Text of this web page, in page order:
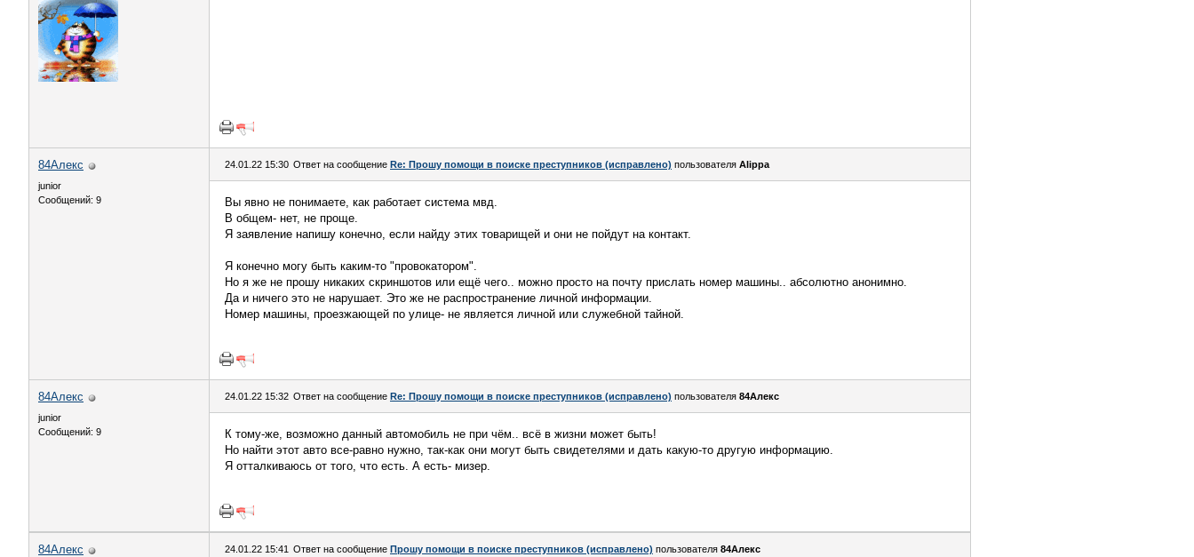
84Алекс
junior
Сообщений: 9
24.01.22 15:30 Ответ на сообщение Re: Прошу помощи в поиске преступников (исправлено) пользователя Alippa
Вы явно не понимаете, как работает система мвд.
В общем- нет, не проще.
Я заявление напишу конечно, если найду этих товарищей и они не пойдут на контакт.
Я конечно могу быть каким-то "провокатором".
Но я же не прошу никаких скриншотов или ещё чего.. можно просто на почту прислать номер машины.. абсолютно анонимно.
Да и ничего это не нарушает. Это же не распространение личной информации.
Номер машины, проезжающей по улице- не является личной или служебной тайной.
84Алекс
junior
Сообщений: 9
24.01.22 15:32 Ответ на сообщение Re: Прошу помощи в поиске преступников (исправлено) пользователя 84Алекс
К тому-же, возможно данный автомобиль не при чём.. всё в жизни может быть!
Но найти этот авто все-равно нужно, так-как они могут быть свидетелями и дать какую-то другую информацию.
Я отталкиваюсь от того, что есть. А есть- мизер.
84Алекс 24.01.22 15:41 Ответ на сообщение Прошу помощи в поиске преступников (исправлено) пользователя 84Алекс